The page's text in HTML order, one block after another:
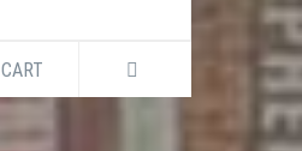
CART DETAILS